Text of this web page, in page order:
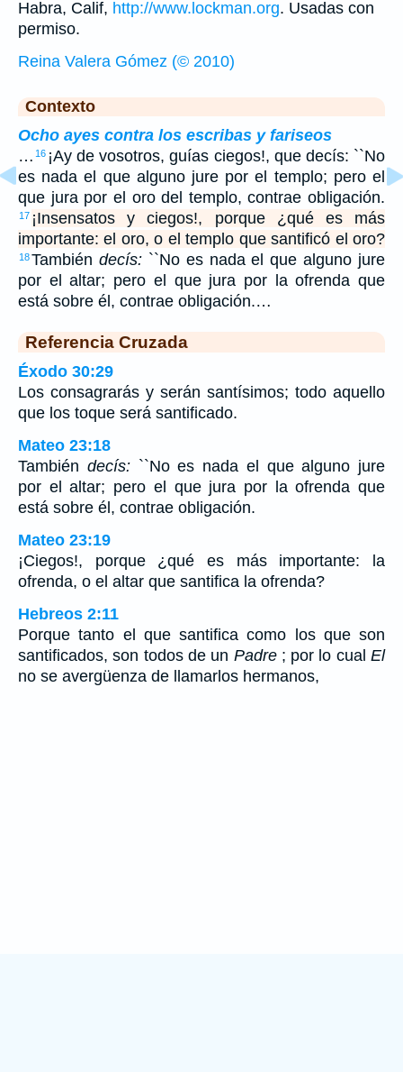
Habra, Calif, http://www.lockman.org. Usadas con
permiso.
Reina Valera Gómez (© 2010)
Contexto
Ocho ayes contra los escribas y fariseos
… 16 ¡Ay de vosotros, guías ciegos!, que decís: ``No
es nada el que alguno jure por el templo; pero el
que jura por el oro del templo, contrae obligación.
17 ¡Insensatos y ciegos!, porque ¿qué es más
importante: el oro, o el templo que santificó el oro?
18También decís:``No es nada el que alguno jure
por el altar; pero el que jura por la ofrenda que
está sobre él, contrae obligación.…
Referencia Cruzada
Éxodo 30:29
Los consagrarás y serán santísimos; todo aquello
que los toque será santificado.
Mateo 23:18
También decís:``No es nada el que alguno jure
por el altar; pero el que jura por la ofrenda que
está sobre él, contrae obligación.
Mateo 23:19
¡Ciegos!, porque ¿qué es más importante: la
ofrenda, o el altar que santifica la ofrenda?
Hebreos 2:11
Porque tanto el que santifica como los que son
santificados, son todos de un Padre; por lo cual El
no se avergüenza de llamarlos hermanos,